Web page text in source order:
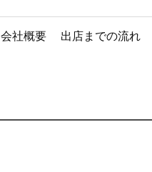
会社概要 出店までの流れ